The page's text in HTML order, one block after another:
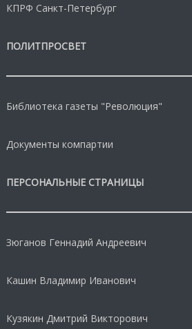
КПРФ Санкт-Петербург
ПОЛИТПРОСВЕТ
Библиотека газеты "Революция"
Документы компартии
ПЕРСОНАЛЬНЫЕ СТРАНИЦЫ
Зюганов Геннадий Андреевич
Кашин Владимир Иванович
Кузякин Дмитрий Викторович